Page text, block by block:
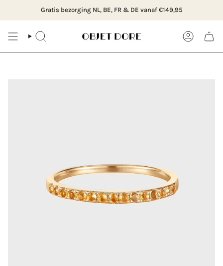
content
Gratis bezorging NL, BE, FR & DE vanaf €149,95
Rotterdam, Hillegersberg of bestel online
ZOEK ACCOUNT